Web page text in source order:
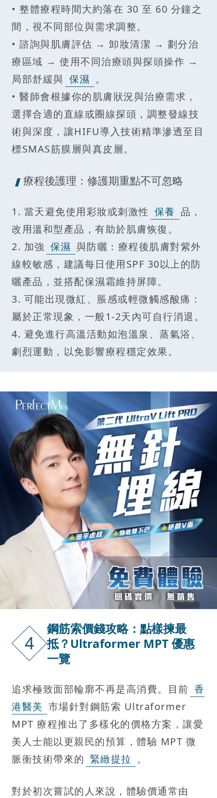
• 整體療程時間大約落在 30 至 60 分鐘之
間，視不同部位與需求調整。
• 諮詢與肌膚評估 → 卸妝清潔 → 劃分治
療區域 → 使用不同治療頭與探頭操作 →
局部舒緩與 保濕 。
• 醫師會根據你的肌膚狀況與治療需求，
選擇合適的直線或圈線探頭，調整發線技
術與深度，讓HIFU導入技術精準滲透至目
標SMAS筋膜層與真皮層。
療程後護理：修護期重點不可忽略
1. 當天避免使用彩妝或刺激性 保養 品，
改用溫和型產品，有助於肌膚恢復。
2. 加強 保濕 與防曬：療程後肌膚對紫外
線較敏感，建議每日使用SPF 30以上的防
曬產品，並搭配保濕霜維持屏障。
3. 可能出現微紅、脹感或輕微觸感酸痛：
屬於正常現象，一般1-2天內可自行消退。
4. 避免進行高溫活動如泡溫泉、蒸氣浴、
劇烈運動，以免影響療程穩定效果。
4
鋼筋索價錢攻略：點樣揀最
抵？Ultraformer MPT 優惠
一覽
追求極致面部輪廓不再是高消費。目前 香
港醫美 市場針對鋼筋索 Ultraformer
MPT 療程推出了多樣化的價格方案，讓愛
美人士能以更親民的預算，體驗 MPT 微
脈衝技術帶來的 緊緻提拉 。
對於初次嘗試的人來說，體驗價通常由